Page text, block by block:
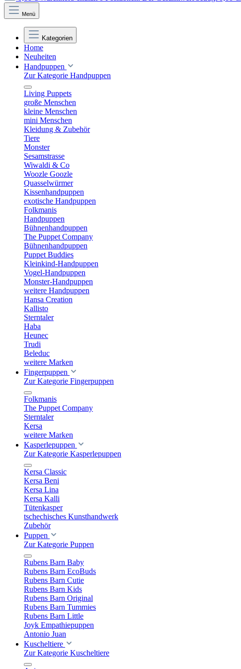
Menü
Kategorien
Home
Neuheiten
Handpuppen
Zur Kategorie Handpuppen
Living Puppets
große Menschen
kleine Menschen
mini Menschen
Kleidung & Zubehör
Tiere
Monster
Sesamstrasse
Wiwaldi & Co
Woozle Goozle
Quasselwürmer
Kissenhandpuppen
exotische Handpuppen
Folkmanis
Handpuppen
Bühnenhandpuppen
The Puppet Company
Bühnenhandpuppen
Puppet Buddies
Kleinkind-Handpuppen
Vogel-Handpuppen
Monster-Handpuppen
weitere Handpuppen
Hansa Creation
Kallisto
Sterntaler
Haba
Heunec
Trudi
Beleduc
weitere Marken
Fingerpuppen
Zur Kategorie Fingerpuppen
Folkmanis
The Puppet Company
Sterntaler
Kersa
weitere Marken
Kasperlepuppen
Zur Kategorie Kasperlepuppen
Kersa Classic
Kersa Beni
Kersa Lina
Kersa Kalli
Tütenkasper
tschechisches Kunsthandwerk
Zubehör
Puppen
Zur Kategorie Puppen
Rubens Barn Baby
Rubens Barn EcoBuds
Rubens Barn Cutie
Rubens Barn Kids
Rubens Barn Original
Rubens Barn Tummies
Rubens Barn Little
Joyk Empathiepuppen
Antonio Juan
Kuscheltiere
Zur Kategorie Kuscheltiere